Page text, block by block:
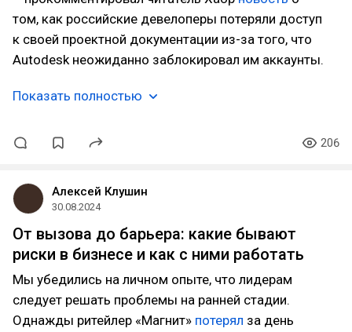
том, как российские девелоперы потеряли доступ
к своей проектной документации из-за того, что
Autodesk неожиданно заблокировал им аккаунты.
Показать полностью
206
Алексей Клушин
30.08.2024
От вызова до барьера: какие бывают
риски в бизнесе и как с ними работать
Мы убедились на личном опыте, что лидерам
следует решать проблемы на ранней стадии.
Однажды ритейлер «Магнит» потерял за день